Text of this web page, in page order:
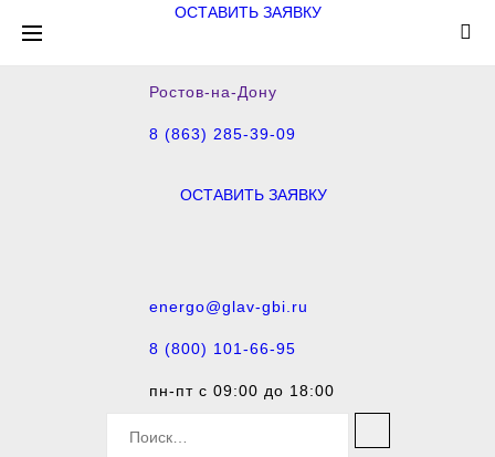
ОСТАВИТЬ ЗАЯВКУ
Ростов-на-Дону
8 (863) 285-39-09
8 (800) 101-66-95
energo@glav-gbi.ru
пн-пт с 09:00 до 18:00
ОСТАВИТЬ ЗАЯВКУ